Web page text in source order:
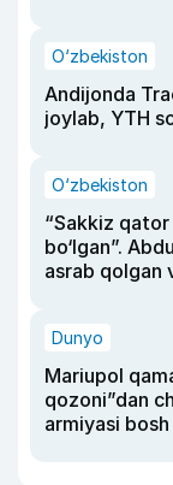
O‘zbekiston
Andijonda
joylab, YTH
O‘zbekiston
“Sakkiz
bo‘lgan”.
asrab qolgan
Dunyo
Mariupol
qozoni”dan
armiyasi